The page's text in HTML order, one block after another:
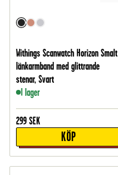
Withings Scanwatch Horizon Smalt
länkarmband med glittrande
stenar, Svart
I lager
299 SEK
KÖP